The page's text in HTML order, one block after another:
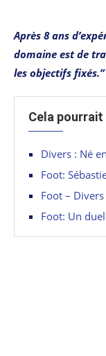
Après 8 ans
domaine est de
les objectifs fixés.”
Cela
Divers : Né
Foot:
Foot –
Foot: Un